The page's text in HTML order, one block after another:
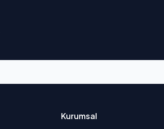
Kurumsal